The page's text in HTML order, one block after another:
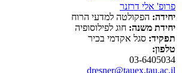
פרופ' אלי דרזנר
יחידה: הפקולטה למדעי הרוח
יחידת משנה: חוג לפילוסופיה
תפקיד: סגל אקדמי בכיר
טלפון:
03-6405034
dresner@tauex.tau.ac.il